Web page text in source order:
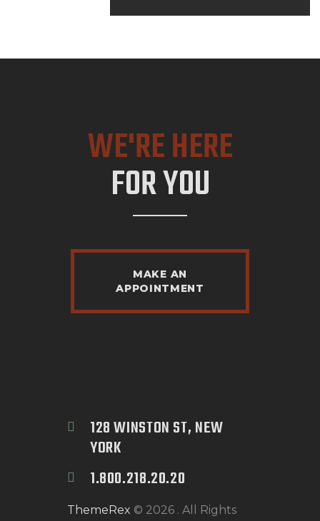
WE'RE HERE
FOR YOU
MAKE AN
APPOINTMENT
ThemeRex © 2026 . All Rights
128 WINSTON ST, NEW
YORK
1.800.218.20.20